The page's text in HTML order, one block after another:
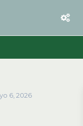
6, 2026